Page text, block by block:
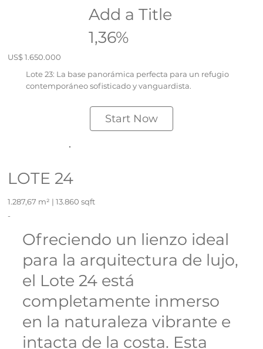
Add a Title
1,36%
US$ 1.650.000
Lote 23: La base panorámica perfecta para un refugio
contemporáneo sofisticado y vanguardista.
Start Now
LOTE 24
Ofreciendo un lienzo ideal
para la arquitectura de lujo,
el Lote 24 está
completamente inmerso
en la naturaleza vibrante e
intacta de la costa. Esta
1.287,67 m² | 13.860 sqft
-